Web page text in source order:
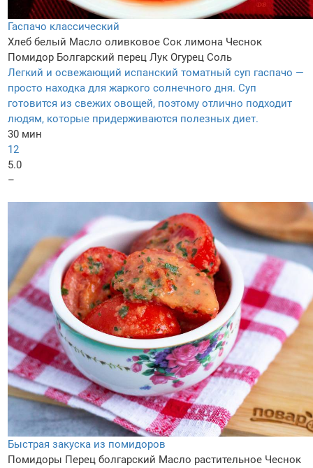
Гаспачо классический
Хлеб белый Масло оливковое Сок лимона Чеснок
Помидор Болгарский перец Лук Огурец Соль
Легкий и освежающий испанский томатный суп гаспачо —
просто находка для жаркого солнечного дня. Суп
готовится из свежих овощей, поэтому отлично подходит
людям, которые придерживаются полезных диет.
30 мин
12
5.0
–
Быстрая закуска из помидоров
Помидоры Перец болгарский Масло растительное Чеснок